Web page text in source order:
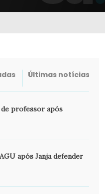
Últimas notícias
de professor após
após Janja defender